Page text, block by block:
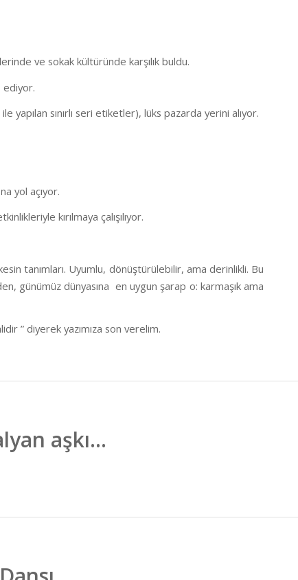
ve sokak kültüründe karşılık buldu.
ediyor.
sınırlı seri etiketler), lüks pazarda yerini alıyor.
yol açıyor.
kırılmaya çalışılıyor.
tanımları. Uyumlu, dönüştürülebilir, ama derinlikli. Bu
günümüz dünyasına en uygun şarap o: karmaşık ama
” diyerek yazımıza son verelim.
aşkı…